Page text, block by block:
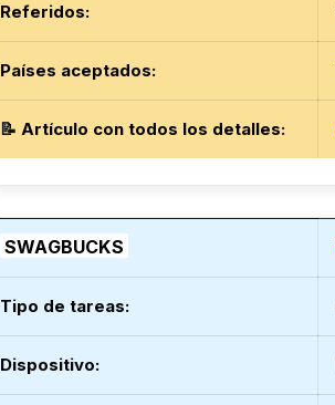
Referidos:
Países aceptados:
📝 Artículo con todos los detalles:
SWAGBUCKS
Tipo de tareas:
Dispositivo: